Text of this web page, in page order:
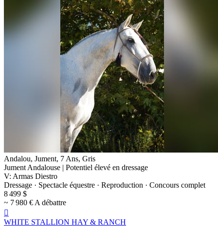
Andalou, Jument, 7 Ans, Gris
Jument Andalouse | Potentiel élevé en dressage
V: Armas Diestro
Dressage · Spectacle équestre · Reproduction · Concours complet
8 499 $
~ 7 980 € A débattre

WHITE STALLION HAY & RANCH